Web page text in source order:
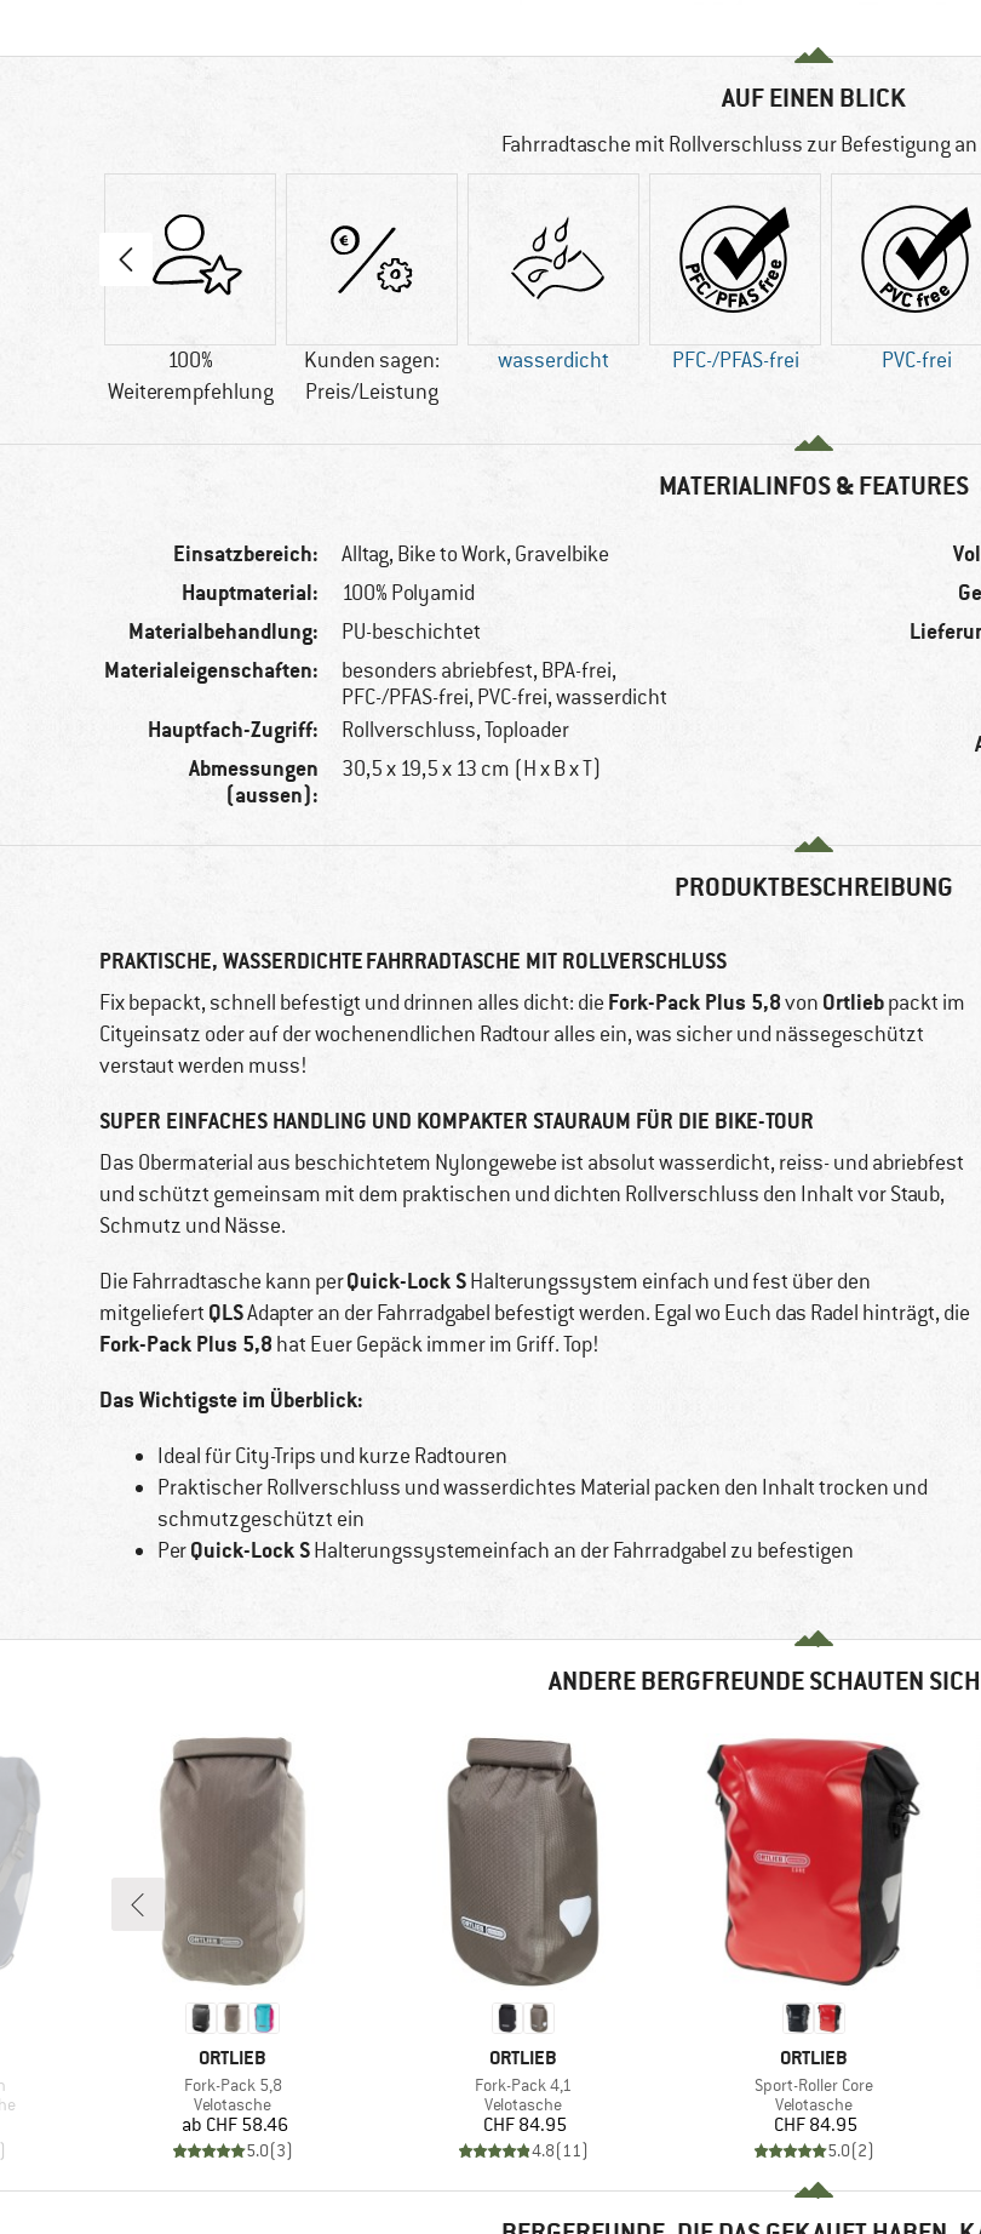
AUF EINEN BLICK
Fahrradtasche mit Rollverschluss zur Befestigung an
100%
Weiterempfehlung
Kunden sagen:
Preis/Leistung
wasserdicht PFC-/PFAS-frei PVC-frei
MATERIALINFOS & FEATURES
Einsatzbereich: Alltag, Bike to Work, Gravelbike
Hauptmaterial: 100% Polyamid
Materialbehandlung: PU-beschichtet
Materialeigenschaften:
besonders abriebfest, BPA-frei,
PFC-/PFAS-frei, PVC-frei, wasserdicht
Hauptfach-Zugriff: Rollverschluss, Toploader
Abmessungen
(aussen):
30,5 x 19,5 x 13 cm (H x B x T)
PRODUKTBESCHREIBUNG
PRAKTISCHE, WASSERDICHTE FAHRRADTASCHE MIT ROLLVERSCHLUSS
Fix bepackt, schnell befestigt und drinnen alles dicht: die Fork-Pack Plus 5,8von Ortliebpackt im
Cityeinsatz oder auf der wochenendlichen Radtour alles ein, was sicher und nässegeschützt
verstaut werden muss!
SUPER EINFACHES HANDLING UND KOMPAKTER STAURAUM FÜR DIE BIKE-TOUR
Das Obermaterial aus beschichtetem Nylongewebe ist absolut wasserdicht, reiss- und abriebfest
und schützt gemeinsam mit dem praktischen und dichten Rollverschluss den Inhalt vor Staub,
Schmutz und Nässe.
Die Fahrradtasche kann perQuick-Lock SHalterungssystem einfach und fest über den
mitgeliefert QLSAdapter an der Fahrradgabel befestigt werden. Egal wo Euch das Radel hinträgt, die
Fork-Pack Plus 5,8 hat Euer Gepäck immer im Griff. Top!
Das Wichtigste im Überblick:
Ideal für City-Trips und kurze Radtouren
Praktischer Rollverschluss und wasserdichtes Material packen den Inhalt trocken und
schmutzgeschützt ein
PerQuick-Lock SHalterungssystemeinfach an der Fahrradgabel zu befestigen
ANDERE BERGFREUNDE SCHAUTEN
MARKE
ORTLIEB
Artikel
Fork-Pack 5,8
Produktgruppe
Velotasche
Preis
ab CHF 58.46
5.0(3)
MARKE
ORTLIEB
Artikel
Fork-Pack 4,1
Produktgruppe
Velotasche
Preis
CHF 84.95
4.8(11)
MARKE
ORTLIEB
Artikel
Sport-Roller Core
Produktgruppe
Velotasche
Preis
CHF 84.95
5.0(2)